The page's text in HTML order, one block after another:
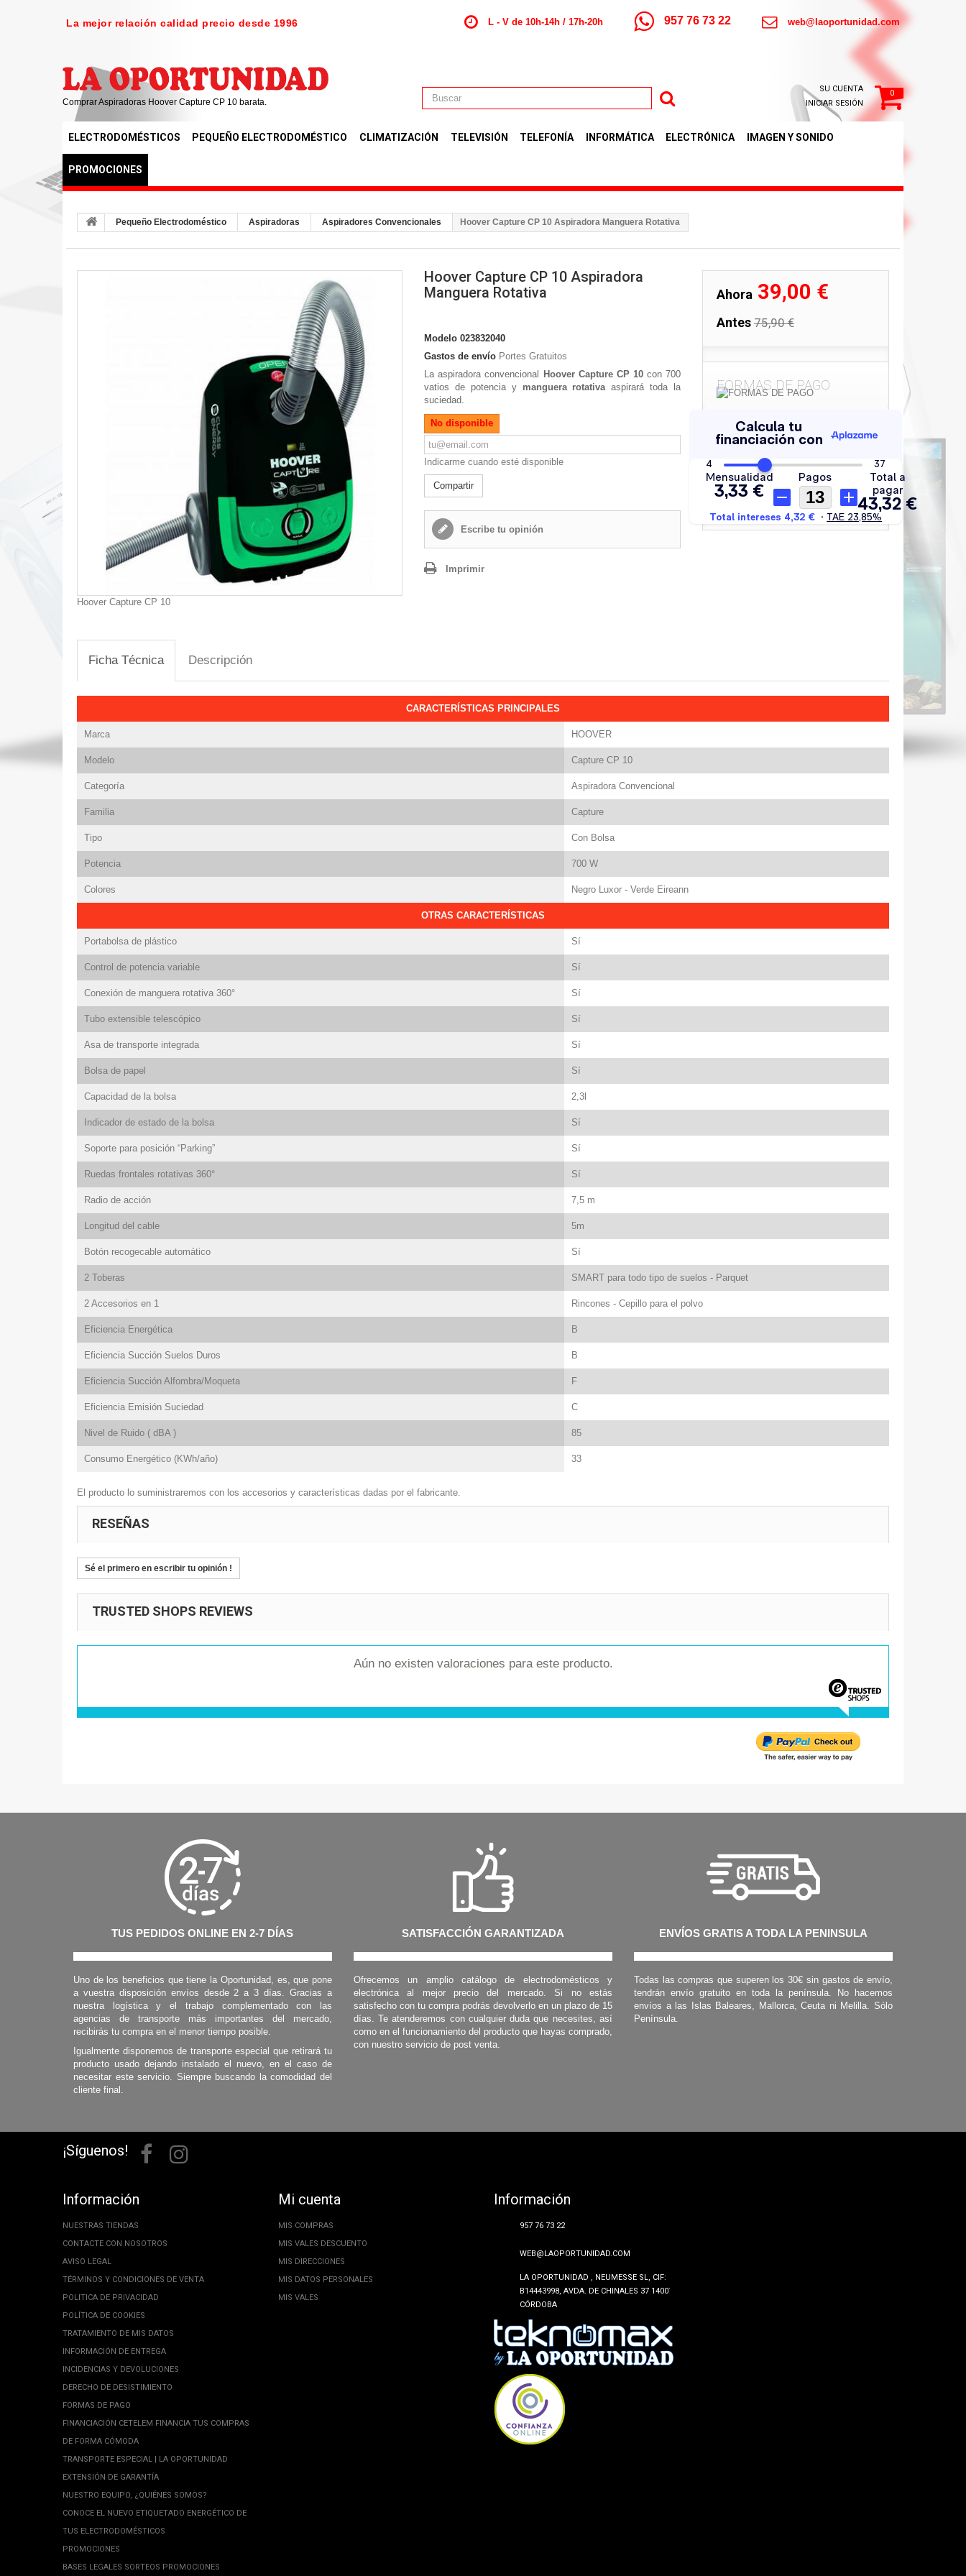
La mejor relación calidad precio desde 1996 L - V de 10h-14h / 17h-20h 957 76 73 22 web@laoportunidad.com
Comprar Aspiradoras Hoover Capture CP 10 barata.
0
SU CUENTA
INICIAR SESIÓN
ELECTRODOMÉSTICOS PEQUEÑO ELECTRODOMÉSTICO CLIMATIZACIÓN TELEVISIÓN TELEFONÍA INFORMÁTICA ELECTRÓNICA IMAGEN Y SONIDO
PROMOCIONES
Pequeño Electrodoméstico Aspiradoras Aspiradores Convencionales Hoover Capture CP 10 Aspiradora Manguera Rotativa
Hoover Capture CP 10
Hoover Capture CP 10 Aspiradora
Manguera Rotativa
Modelo 023832040
Gastos de envío Portes Gratuitos
La aspiradora convencional
Hoover Capture CP 10con 700
vatios de potencia y manguera rotativaaspirará toda la
suciedad.
No disponible
Indicarme cuando esté disponible
Compartir
Escribe tu opinión
Imprimir
Ahora 39,00 €
Antes 75,90 €
FORMAS DE PAGO
Ficha Técnica Descripción
CARACTERÍSTICAS PRINCIPALES
Marca HOOVER
Modelo Capture CP 10
Categoría Aspiradora Convencional
Familia Capture
Tipo Con Bolsa
Potencia 700 W
Colores Negro Luxor - Verde Eireann
OTRAS CARACTERÍSTICAS
Portabolsa de plástico Sí
Control de potencia variable Sí
Conexión de manguera rotativa 360° Sí
Tubo extensible telescópico Sí
Asa de transporte integrada Sí
Bolsa de papel Sí
Capacidad de la bolsa 2,3l
Indicador de estado de la bolsa Sí
Soporte para posición “Parking” Sí
Ruedas frontales rotativas 360° Sí
Radio de acción 7,5 m
Longitud del cable 5m
Botón recogecable automático Sí
2 Toberas SMART para todo tipo de suelos - Parquet
2 Accesorios en 1 Rincones - Cepillo para el polvo
Eficiencia Energética B
Eficiencia Succión Suelos Duros B
Eficiencia Succión Alfombra/Moqueta F
Eficiencia Emisión Suciedad C
Nivel de Ruido ( dBA ) 85
Consumo Energético (KWh/año) 33
El producto lo suministraremos con los accesorios y características dadas por el fabricante.
RESEÑAS
Sé el primero en escribir tu opinión !
TRUSTED SHOPS REVIEWS
Aún no existen valoraciones para este producto.
TUS PEDIDOS ONLINE EN 2-7 DÍAS
Uno de los beneficios que tiene la Oportunidad, es, que pone
a vuestra disposición envíos desde 2 a 3 días. Gracias a
nuestra logística y el trabajo complementado con las
agencias de transporte más importantes del mercado,
recibirás tu compra en el menor tiempo posible.
Igualmente disponemos de transporte especial que retirará tu
producto usado dejando instalado el nuevo, en el caso de
necesitar este servicio. Siempre buscando la comodidad del
cliente final.
SATISFACCIÓN GARANTIZADA
Ofrecemos un amplio catálogo de electrodomésticos y
electrónica al mejor precio del mercado. Si no estás
satisfecho con tu compra podrás devolverlo en un plazo de 15
días. Te atenderemos con cualquier duda que necesites, así
como en el funcionamiento del producto que hayas comprado,
con nuestro servicio de post venta.
ENVÍOS GRATIS A TODA LA PENINSULA
Todas las compras que superen los 30€ sin gastos de envío,
tendrán envío gratuito en toda la península. No hacemos
envíos a las Islas Baleares, Mallorca, Ceuta ni Melilla. Sólo
Península.
¡Síguenos!
Información
NUESTRAS TIENDAS
CONTACTE CON NOSOTROS
AVISO LEGAL
TÉRMINOS Y CONDICIONES DE VENTA
POLITICA DE PRIVACIDAD
POLÍTICA DE COOKIES
TRATAMIENTO DE MIS DATOS
INFORMACIÓN DE ENTREGA
INCIDENCIAS Y DEVOLUCIONES
DERECHO DE DESISTIMIENTO
FORMAS DE PAGO
FINANCIACIÓN CETELEM FINANCIA TUS COMPRAS
DE FORMA CÓMODA
TRANSPORTE ESPECIAL | LA OPORTUNIDAD
EXTENSIÓN DE GARANTÍA
NUESTRO EQUIPO, ¿QUIÉNES SOMOS?
CONOCE EL NUEVO ETIQUETADO ENERGÉTICO DE
TUS ELECTRODOMÉSTICOS
PROMOCIONES
BASES LEGALES SORTEOS PROMOCIONES
Mi cuenta
MIS COMPRAS
MIS VALES DESCUENTO
MIS DIRECCIONES
MIS DATOS PERSONALES
MIS VALES
Información
957 76 73 22
WEB@LAOPORTUNIDAD.COM
LA OPORTUNIDAD , NEUMESSE SL, CIF:
B14443998, AVDA. DE CHINALES 37 14007 -
CÓRDOBA